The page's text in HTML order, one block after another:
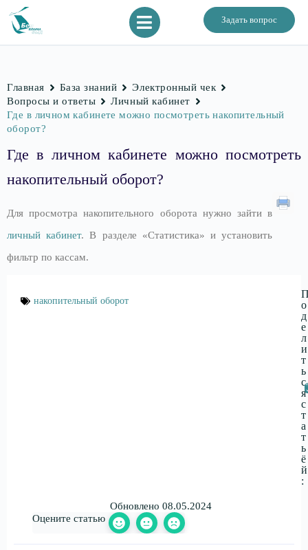
Задать вопрос
Главная База знаний
Электронный чек
Вопросы и ответы
Личный кабинет
Где в личном кабинете можно посмотреть накопительный
оборот?
Где в личном кабинете можно посмотреть
накопительный оборот?
Для просмотра накопительного оборота нужно зайти в
личный кабинет. В разделе «Статистика» и установить
фильтр по кассам.
накопительный оборот
о
д
е
л
и
т
ь
с
я
с
т
а
т
ь
ё
й
:
Обновлено 08.05.2024
Оцените статью